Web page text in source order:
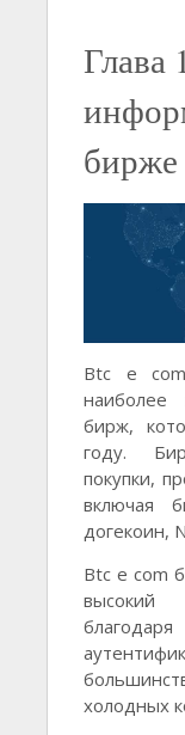
Глава
бирже
Btc e
наиболее
бирж,
году.
покупки,
включая
догекоин,
Btc e com
высокий
холодных